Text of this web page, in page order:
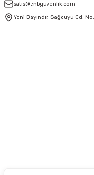
satis@enbgüvenlik.com
Yeni Bayındır, Sağduyu Cd.